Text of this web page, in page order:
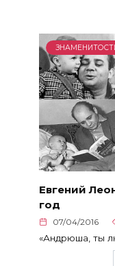
Евгений
год
07/04/2016
«Андрюша, ты